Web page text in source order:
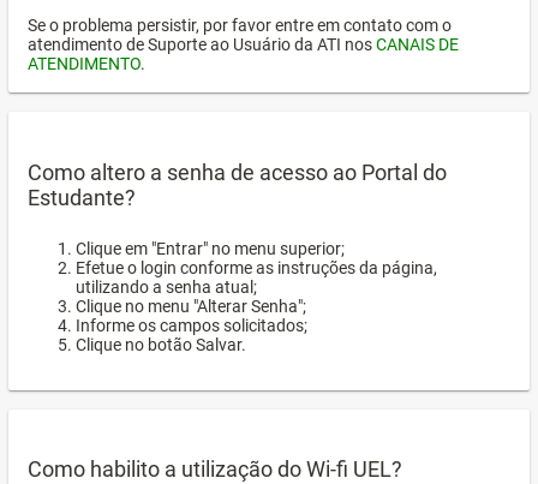
Se o problema persistir, por favor entre em contato com o
atendimento de Suporte ao Usuário da ATI nosCANAIS DE
ATENDIMENTO.
Como altero a senha de acesso ao Portal do
Estudante?
Clique em "Entrar" no menu superior;
Efetue o login conforme as instruções da página,
utilizando a senha atual;
Clique no menu "Alterar Senha";
Informe os campos solicitados;
Clique no botão Salvar.
Como habilito a utilização do Wi-fi UEL?